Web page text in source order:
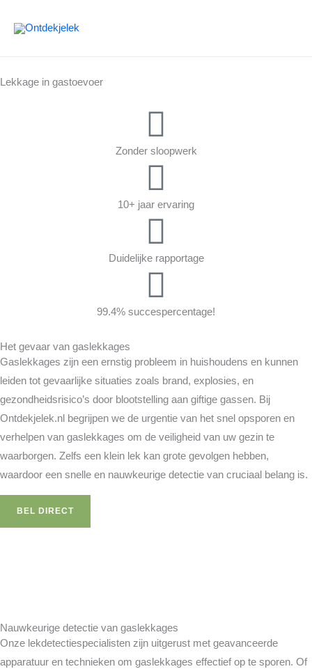
naar
Lekkage in gastoevoer
Zonder sloopwerk
10+ jaar ervaring
Duidelijke rapportage
99.4% succespercentage!
Het gevaar van gaslekkages
Gaslekkages zijn een ernstig probleem in huishoudens en kunnen
leiden tot gevaarlijke situaties zoals brand, explosies, en
gezondheidsrisico’s door blootstelling aan giftige gassen. Bij
Ontdekjelek.nl begrijpen we de urgentie van het snel opsporen en
verhelpen van gaslekkages om de veiligheid van uw gezin te
waarborgen. Zelfs een klein lek kan grote gevolgen hebben,
waardoor een snelle en nauwkeurige detectie van cruciaal belang is.
BEL DIRECT
Nauwkeurige detectie van gaslekkages
Onze lekdetectiespecialisten zijn uitgerust met geavanceerde
apparatuur en technieken om gaslekkages effectief op te sporen. Of